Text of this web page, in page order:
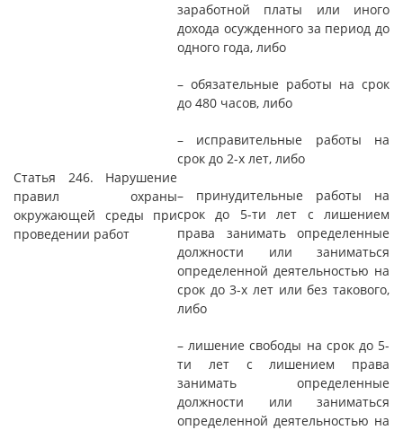
Статья 246. Нарушение
правил охраны
окружающей среды при
проведении работ
заработной платы или иного
дохода осужденного за период до
одного года, либо
– обязательные работы на срок
до 480 часов, либо
– исправительные работы на
срок до 2-х лет, либо
– принудительные работы на
срок до 5-ти лет с лишением
права занимать определенные
должности или заниматься
определенной деятельностью на
срок до 3-х лет или без такового,
либо
– лишение свободы на срок до 5-
ти лет с лишением права
занимать определенные
должности или заниматься
определенной деятельностью на